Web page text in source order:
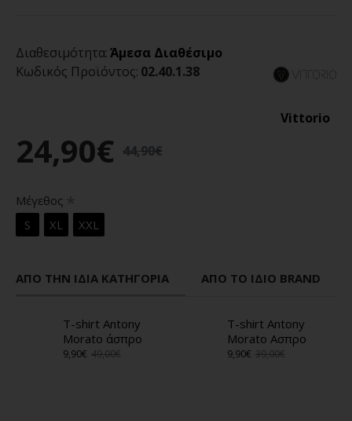
24,90€ 44,90€
Διαθεσιμότητα:Άμεσα Διαθέσιμο
Κωδικός Προϊόντος: 02.40.1.38
Vittorio
Μέγεθος
S
XL XXL
ΑΠΌ ΤΗΝ ΊΔΙΑ ΚΑΤΗΓΟΡΊΑ ΑΠΌ ΤΟ ΊΔΙΟ BRAND
T-shirt Antony
Morato άσπρο
9,90€ 49,00€
T-shirt Antony
Morato Ασπρο
9,90€ 39,00€